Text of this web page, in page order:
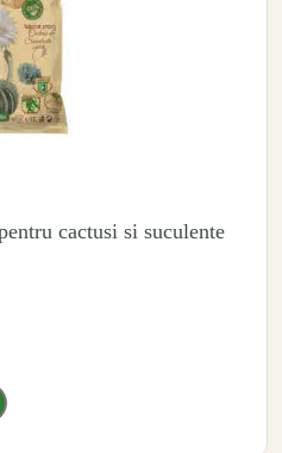
cactusi si suculente